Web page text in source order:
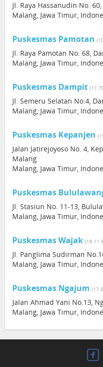
Jl. Raya Hassanudin No.
Malang, Jawa Timur,
Puskesmas Pamotan
Jl. Raya Pamotan No. 68,
Malang, Jawa Timur,
Puskesmas Dampit
Jl. Semeru Selatan No.4,
Malang, Jawa Timur,
Puskesmas Kepanjen
Jalan Jatirejoyoso No. 4,
Malang
Malang, Jawa Timur,
Puskesmas
Jl. Stasiun No. 11-13,
Malang, Jawa Timur,
Puskesmas Wajak (16.11
Jl. Panglima Sudirman
Malang, Jawa Timur,
Puskesmas Ngajum
Jalan Ahmad Yani No.13,
Malang, Jawa Timur,